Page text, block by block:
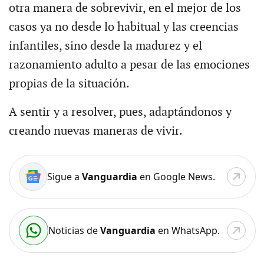
otra manera de sobrevivir, en el mejor de los
casos ya no desde lo habitual y las creencias
infantiles, sino desde la madurez y el
razonamiento adulto a pesar de las emociones
propias de la situación.
A sentir y a resolver, pues, adaptándonos y
creando nuevas maneras de vivir.
Sigue a Vanguardia en Google News.
Noticias deVanguardia en WhatsApp.